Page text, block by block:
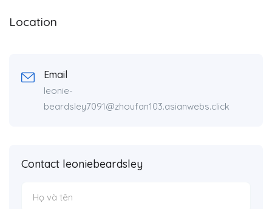
Location
Email
leonie-
beardsley7091@zhoufan103.asianwebs.click
Contact leoniebeardsley